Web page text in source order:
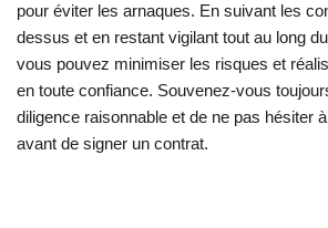
pour éviter les arnaques. En suivant les
dessus et en restant vigilant tout au long
vous pouvez minimiser les risques et
en toute confiance. Souvenez-vous
diligence raisonnable et de ne pas hésiter
avant de signer un contrat.